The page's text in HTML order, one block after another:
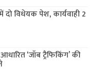
विधेयक पेश, कार्यवाही 2
‘जॉब ट्रैफिकिंग’ की